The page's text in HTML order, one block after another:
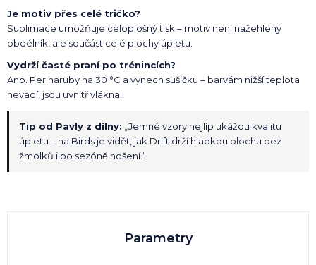
Je motiv přes celé tričko?
Sublimace umožňuje celoplošný tisk – motiv není nažehlený
obdélník, ale součást celé plochy úpletu.
Vydrží časté praní po trénincích?
Ano. Per naruby na 30 °C a vynech sušičku – barvám nižší teplota
nevadí, jsou uvnitř vlákna.
Tip od Pavly z dílny: „Jemné vzory nejlíp ukážou kvalitu
úpletu – na Birds je vidět, jak Drift drží hladkou plochu bez
žmolků i po sezóně nošení.“
Parametry